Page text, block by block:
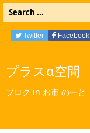
プラスα空間
ブログ in お市 のーと
Twitter Facebook